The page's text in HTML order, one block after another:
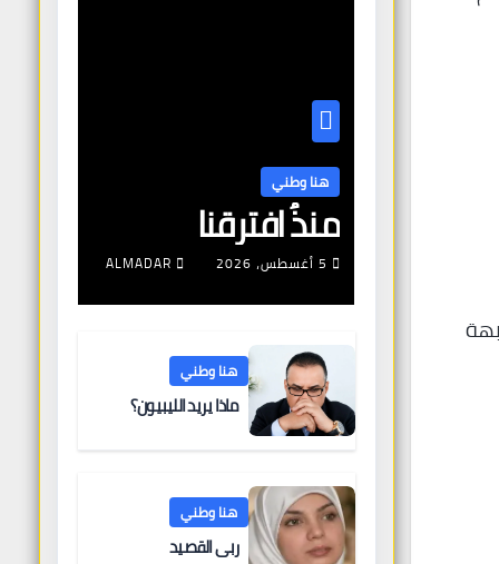
مشابهة
هنا وطني
منذُ افترقنا
5 أغسطس، 2026 ALMADAR
هنا وطني
ماذا يريد الليبيون؟
هنا وطني
ربى القصيد